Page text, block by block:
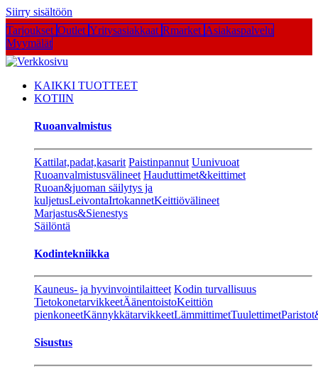
Siirry sisältöön
Tarjoukset Outlet Yritysasiakkaat Rmarket Asiakaspalvelu
Myymälät
KAIKKI TUOTTEET
KOTIIN
Ruoanvalmistus
Kattilat,padat,kasarit Paistinpannut Uunivuoat
Ruoanvalmistusvälineet Hauduttimet&keittimet
Ruoan&juoman säilytys ja
kuljetusLeivontaIrtokannetKeittiövälineet
Marjastus&Sienestys
Säilöntä
Kodintekniikka
Kauneus- ja hyvinvointilaitteet Kodin turvallisuus
TietokonetarvikkeetÄänentoistoKeittiön
pienkoneetKännykkätarvikkeetLämmittimetTuulettimet
Sisustus